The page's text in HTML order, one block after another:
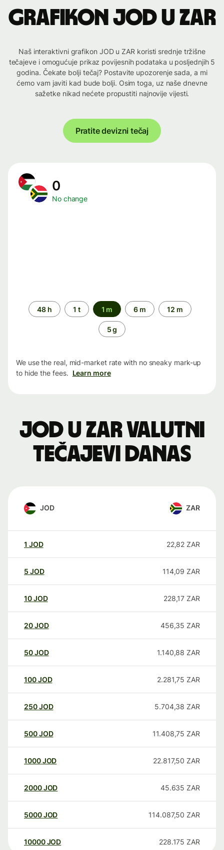
Grafikon JOD u ZAR
Naš interaktivni grafikon JOD u ZAR koristi srednje tržišne
tečajeve i omogućuje prikaz povijesnih podataka u posljednjih 5
godina. Čekate bolji tečaj? Postavite upozorenje sada, a mi
ćemo vam javiti kad bude bolji. Osim toga, uz naše dnevne
sažetke nikad nećete propustiti najnovije vijesti.
Pratite devizni tečaj
0
No change
Time
period
48 h 1 t 1 m 6 m 12 m
5 g
We use the real, mid-market rate with no sneaky mark-up
to hide the fees. Learn more
JOD u ZAR valutni
tečajevi danas
JOD ZAR
1 JOD 22,82 ZAR
5 JOD 114,09 ZAR
10JOD 228,17 ZAR
20JOD 456,35 ZAR
50JOD 1.140,88 ZAR
100JOD 2.281,75 ZAR
250JOD 5.704,38 ZAR
500JOD 11.408,75 ZAR
1000JOD 22.817,50 ZAR
2000JOD 45.635 ZAR
5000JOD 114.087,50 ZAR
10000 JOD 228.175 ZAR